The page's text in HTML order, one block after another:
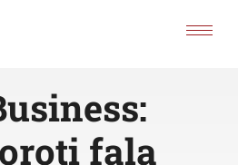
fala